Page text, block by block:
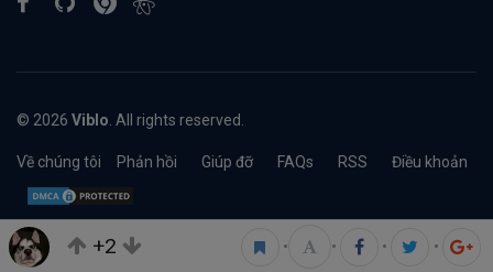
+2 • • • •
© 2026 Viblo . All rights reserved.
Về chúng tôi Phản hồi Giúp đỡ FAQs RSS Điều khoản